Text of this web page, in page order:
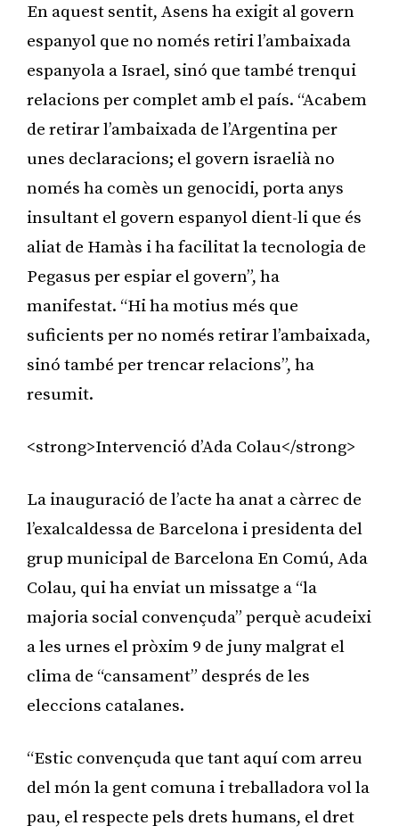
En aquest sentit, Asens ha exigit al govern
espanyol que no només retiri l’ambaixada
espanyola a Israel, sinó que també trenqui
relacions per complet amb el país. “Acabem
de retirar l’ambaixada de l’Argentina per
unes declaracions; el govern israelià no
només ha comès un genocidi, porta anys
insultant el govern espanyol dient-li que és
aliat de Hamàs i ha facilitat la tecnologia de
Pegasus per espiar el govern”, ha
manifestat. “Hi ha motius més que
suficients per no només retirar l’ambaixada,
sinó també per trencar relacions”, ha
resumit.
<strong>Intervenció d’Ada Colau</strong>
La inauguració de l’acte ha anat a càrrec de
l’exalcaldessa de Barcelona i presidenta del
grup municipal de Barcelona En Comú, Ada
Colau, qui ha enviat un missatge a “la
majoria social convençuda” perquè acudeixi
a les urnes el pròxim 9 de juny malgrat el
clima de “cansament” després de les
eleccions catalanes.
“Estic convençuda que tant aquí com arreu
del món la gent comuna i treballadora vol la
pau, el respecte pels drets humans, el dret